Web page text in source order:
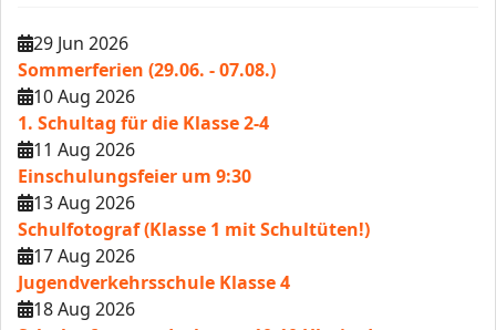
29 Jun 2026
Sommerferien (29.06. - 07.08.)
10 Aug 2026
1. Schultag für die Klasse 2-4
11 Aug 2026
Einschulungsfeier um 9:30
13 Aug 2026
Schulfotograf (Klasse 1 mit Schultüten!)
17 Aug 2026
Jugendverkehrsschule Klasse 4
18 Aug 2026